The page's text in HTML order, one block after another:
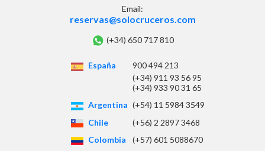
Email:
reservas@solocruceros.com
(+34) 650 717 810
España
900 494 213
(+34) 911 93 56 95
(+34) 933 90 31 65
Argentina (+54) 11 5984 3549
Chile
(+56) 2 2897 3468
Colombia
(+57) 601 5088670